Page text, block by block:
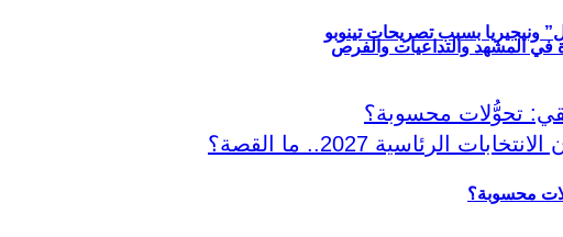
ونيجيريا بسبب تصريحات تينوبو
في المشهد والتداعيات والفرص
محسوبة؟